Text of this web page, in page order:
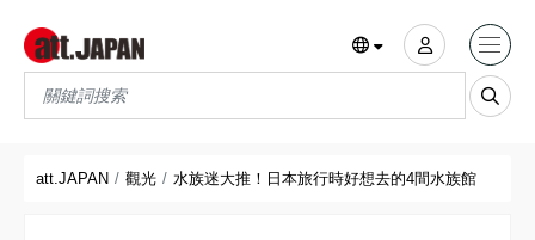
Translations title cont
att.JAPAN 觀光 水族迷大推！日本旅行時好想去的4間水族館